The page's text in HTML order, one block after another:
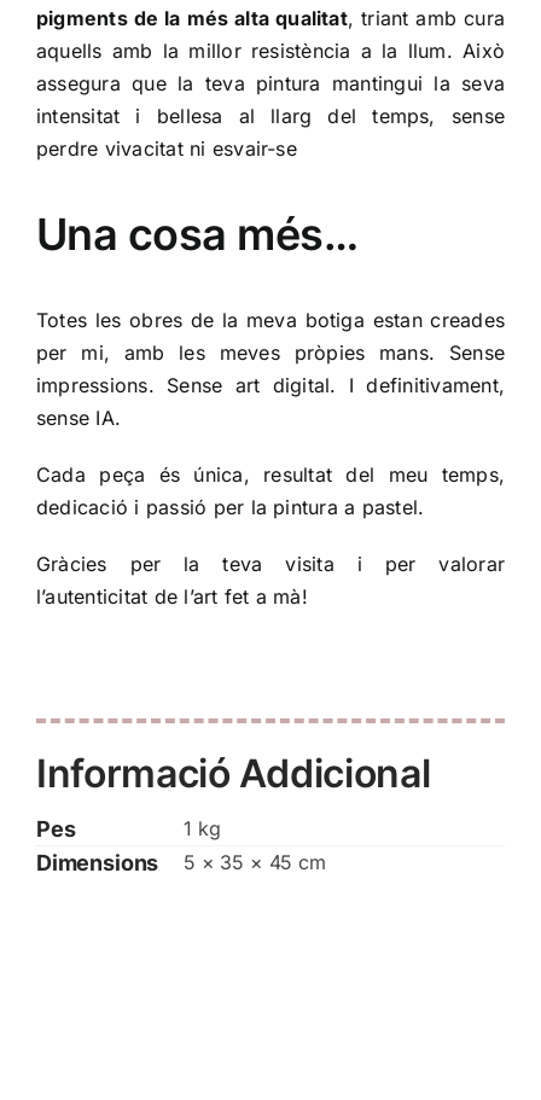
pigments de la més alta qualitat, triant amb cura
aquells amb la millor resistència a la llum. Això
assegura que la teva pintura mantingui la seva
intensitat i bellesa al llarg del temps, sense
perdre vivacitat ni esvair-se
Una cosa més…
Totes les obres de la meva botiga estan creades
per mi, amb les meves pròpies mans. Sense
impressions. Sense art digital. I definitivament,
sense IA.
Cada peça és única, resultat del meu temps,
dedicació i passió per la pintura a pastel.
Gràcies per la teva visita i per valorar
l’autenticitat de l’art fet a mà!
Informació Addicional
Pes 1 kg
Dimensions 5 × 35 × 45 cm